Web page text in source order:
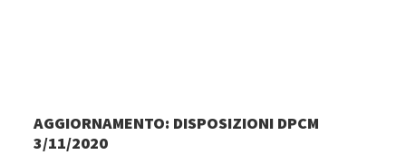
AGGIORNAMENTO: DISPOSIZIONI DPCM
3/11/2020